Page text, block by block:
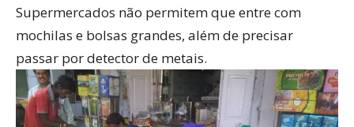
Supermercados não permitem que entre com
mochilas e bolsas grandes, além de precisar
passar por detector de metais.